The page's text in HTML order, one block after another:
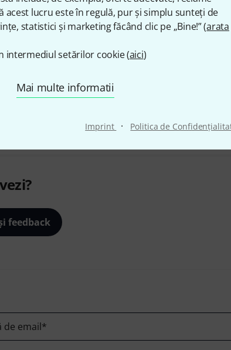
lucru este în regulă, pur și simplu sunteți de
statistici și marketing făcând clic pe „Bine!” (arata
intermediul setărilor cookie (aici)
Mai multe informatii
Imprint · Politica de
with level control, overdrive circuit and
for high frequencies
Transport gratuit de la 1.500 lei
feedback
de email*